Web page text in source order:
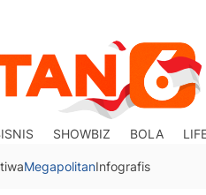
SHOWBIZ BOLA
MegapolitanInfografis